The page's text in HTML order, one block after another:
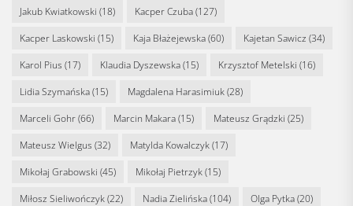
Jakub Kwiatkowski (18) Kacper Czuba(127)
Kacper Laskowski (15) Kaja Błażejewska(60) Kajetan Sawicz (34)
Karol Pius (17) Klaudia Dyszewska(15) Krzysztof Metelski (16)
Lidia Szymańska(15) Magdalena Harasimiuk(28)
Marceli Gohr(66) Marcin Makara(15) Mateusz Grądzki (25)
Mateusz Wielgus (32) Matylda Kowalczyk(17)
Mikołaj Grabowski (45) Mikołaj Pietrzyk(15)
Miłosz Sieliwończyk(22) Nadia Zielińska(104) Olga Pytka(20)